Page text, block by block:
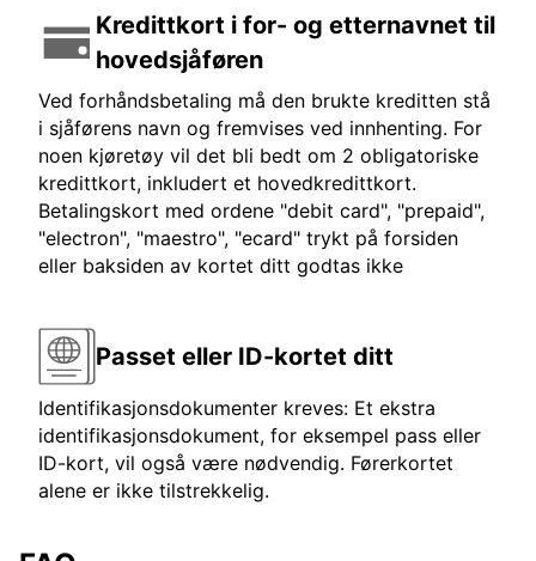
Kredittkort i for- og etternavnet til
hovedsjåføren
Ved forhåndsbetaling må den brukte kreditten stå
i sjåførens navn og fremvises ved innhenting. For
noen kjøretøy vil det bli bedt om 2 obligatoriske
kredittkort, inkludert et hovedkredittkort.
Betalingskort med ordene "debit card", "prepaid",
"electron", "maestro", "ecard" trykt på forsiden
eller baksiden av kortet ditt godtas ikke
Passet eller ID-kortet ditt
Identifikasjonsdokumenter kreves: Et ekstra
identifikasjonsdokument, for eksempel pass eller
ID-kort, vil også være nødvendig. Førerkortet
alene er ikke tilstrekkelig.